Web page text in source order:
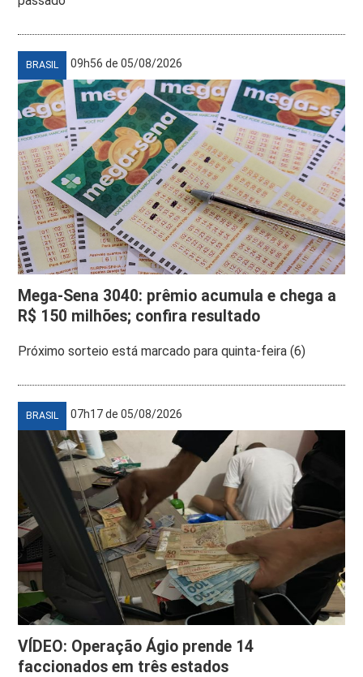
BRASIL 09h56 de 05/08/2026
Mega-Sena 3040: prêmio acumula e chega a
R$ 150 milhões; confira resultado
Próximo sorteio está marcado para quinta-feira (6)
BRASIL 07h17 de 05/08/2026
VÍDEO: Operação Ágio prende 14
faccionados em três estados